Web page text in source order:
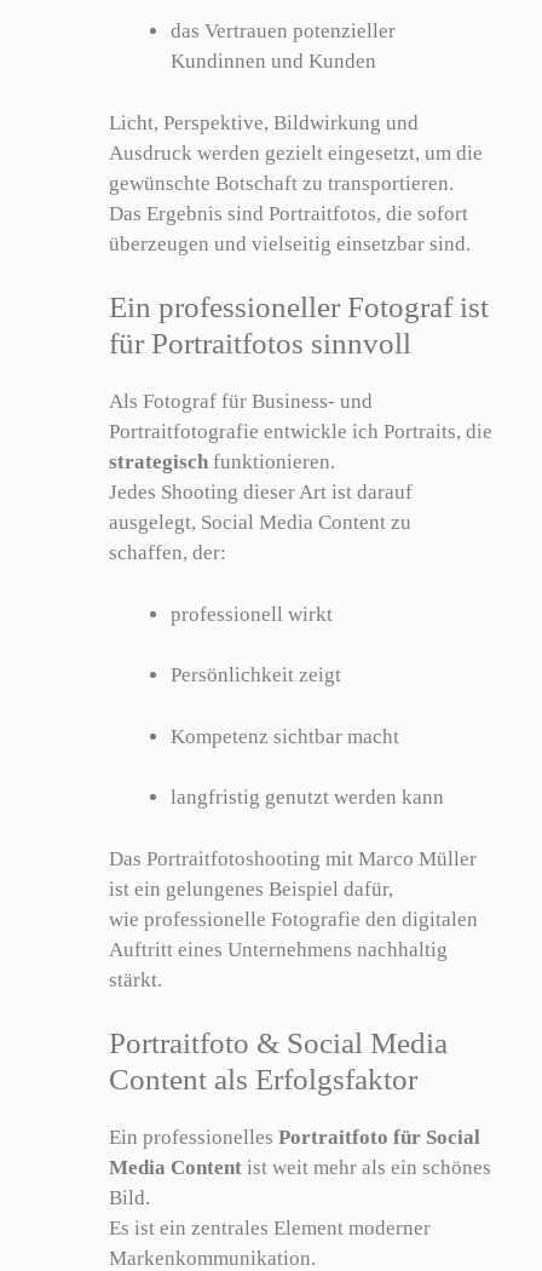
das Vertrauen potenzieller
Kundinnen und Kunden
Licht, Perspektive, Bildwirkung und
Ausdruck werden gezielt eingesetzt, um die
gewünschte Botschaft zu transportieren.
Das Ergebnis sind Portraitfotos, die sofort
überzeugen und vielseitig einsetzbar sind.
Ein professioneller Fotograf ist
für Portraitfotos sinnvoll
Als Fotograf für Business- und
Portraitfotografie entwickle ich Portraits, die
strategisch funktionieren.
Jedes Shooting dieser Art ist darauf
ausgelegt, Social Media Content zu
schaffen, der:
professionell wirkt
Persönlichkeit zeigt
Kompetenz sichtbar macht
langfristig genutzt werden kann
Das Portraitfotoshooting mit Marco Müller
ist ein gelungenes Beispiel dafür,
wie professionelle Fotografie den digitalen
Auftritt eines Unternehmens nachhaltig
stärkt.
Portraitfoto & Social Media
Content als Erfolgsfaktor
Ein professionelles Portraitfoto für Social
Media Content ist weit mehr als ein schönes
Bild.
Es ist ein zentrales Element moderner
Markenkommunikation.